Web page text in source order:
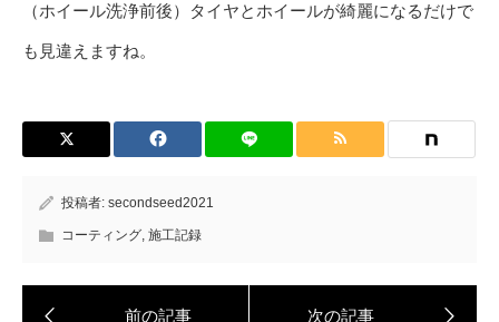
（ホイール洗浄前後）タイヤとホイールが綺麗になるだけで
も見違えますね。
投稿者: secondseed2021
コーティング, 施工記録